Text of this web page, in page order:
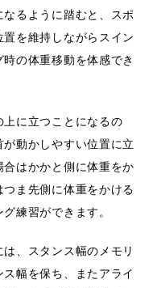
るように踏むと、スポ
を維持しながらスイン
の体重移動を体感でき
に立つことになるの
動かしやすい位置に立
はかかと側に体重をか
ま先側に体重をかける
練習ができます。
、スタンス幅のメモリ
幅を保ち、またアライ